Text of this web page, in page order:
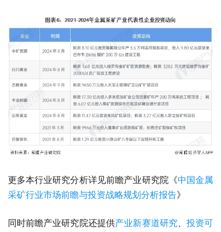
更多本行业研究分析详见前瞻产业研究院《中国金属
采矿行业市场前瞻与投资战略规划分析报告》
同时前瞻产业研究院还提供产业新赛道研究、投资可